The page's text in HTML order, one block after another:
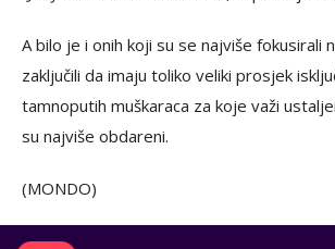
A bilo je i onih koji su se najviše fokusirali
zaključili da imaju toliko veliki prosjek
tamnoputih muškaraca za koje važi
su najviše obdareni.
(MONDO)